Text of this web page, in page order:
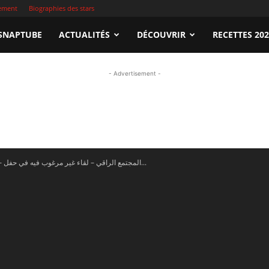
Biographies des stars
ACTUALITÉS DÉCOUVRIR RECETTES
- Advertisement -
En vidéo – المجتمع الراقي – لقاء غير مرغوب فيه في حفل...